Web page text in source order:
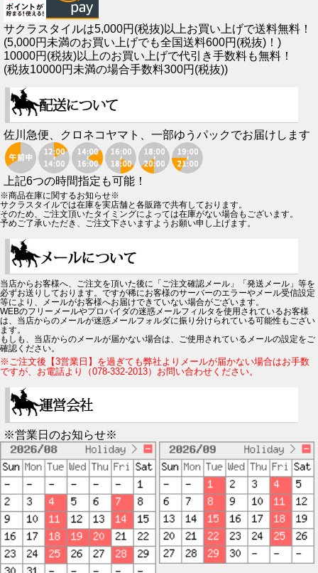
サクラスタイルは5,000円(税抜)以上お買い上げで送料無料！
(5,000円未満のお買い上げでも全国送料600円(税抜)！)
10000円(税抜)以上のお買い上げで代引き手数料も無料！
(税抜10000円未満の場合手数料300円(税抜))
佐川急便、クロネコヤマト、一部ゆうパックでお届けします
上記6つの時間指定も可能！
※商品在庫に関するお知らせ※
サクラスタイルでは在庫を実店舗と各販路で共有しております。
そのため、ご注文頂いたタイミングによっては在庫がない場合もございます。
予めご了承いただき、ご注文下さいますようお願い申し上げます。
当店からお客様へ、ご注文を頂いた後に「ご注文確認メール」「発送メール」等を
必ずお送りしております。ですが稀にお客様のサーバーのエラーやメール受信設定
等により、メールがお客様へお届けできていない場合がございます。
WEBのフリーメールやプロバイダの迷惑メールフィルタを使用されているお客様
は、当店からのメールが迷惑メールフォルダに振り分けられている可能性もござい
ます。
もしも、当店からのメールが届かない場合は、ご使用されているメールの設定をご
確認ください。
※ご注文後【3営業日】を過ぎても弊社よりメールが届かない場合はお手数
ですが、お電話より（078-332-2013）お問い合わせください。
※営業日のお知らせ※